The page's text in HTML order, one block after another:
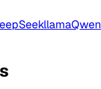
llamaQwen